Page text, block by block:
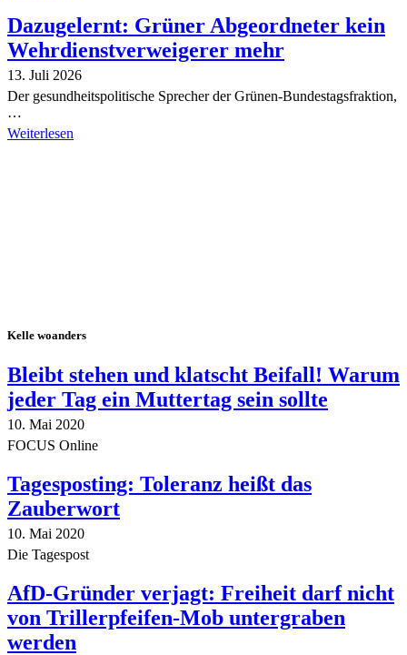
Dazugelernt: Grüner Abgeordneter kein
Wehrdienstverweigerer mehr
13. Juli 2026
Der gesundheitspolitische Sprecher der Grünen-Bundestagsfraktion,
…
Weiterlesen
Kelle woanders
Bleibt stehen und klatscht Beifall! Warum
jeder Tag ein Muttertag sein sollte
10. Mai 2020
FOCUS Online
Tagesposting: Toleranz heißt das
Zauberwort
10. Mai 2020
Die Tagespost
AfD-Gründer verjagt: Freiheit darf nicht
von Trillerpfeifen-Mob untergraben
werden